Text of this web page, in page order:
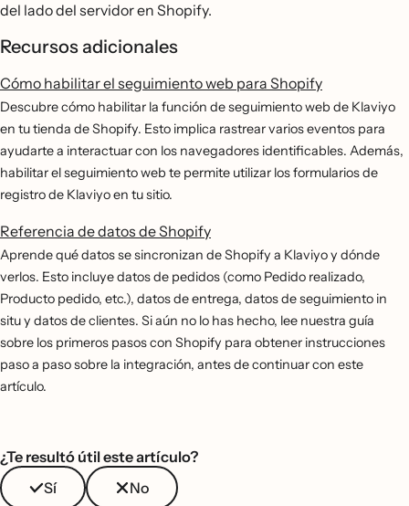
del lado del servidor en Shopify.
Recursos adicionales
Cómo habilitar el seguimiento web para Shopify
Descubre cómo habilitar la función de seguimiento web de Klaviyo
en tu tienda de Shopify. Esto implica rastrear varios eventos para
ayudarte a interactuar con los navegadores identificables. Además,
habilitar el seguimiento web te permite utilizar los formularios de
registro de Klaviyo en tu sitio.
Referencia de datos de Shopify
Aprende qué datos se sincronizan de Shopify a Klaviyo y dónde
verlos. Esto incluye datos de pedidos (como Pedido realizado,
Producto pedido, etc.), datos de entrega, datos de seguimiento in
situ y datos de clientes. Si aún no lo has hecho, lee nuestra guía
sobre los primeros pasos con Shopify para obtener instrucciones
paso a paso sobre la integración, antes de continuar con este
artículo.
¿Te resultó útil este artículo?
Sí
No